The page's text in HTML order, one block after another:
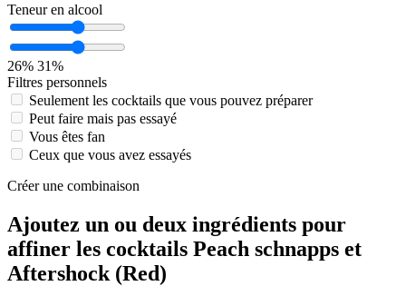
Teneur en alcool
26% 31%
Filtres personnels
Seulement les cocktails que vous pouvez préparer
Peut faire mais pas essayé
Vous êtes fan
Ceux que vous avez essayés
Créer une combinaison
Ajoutez un ou deux ingrédients pour
affiner les cocktails Peach schnapps et
Aftershock (Red)